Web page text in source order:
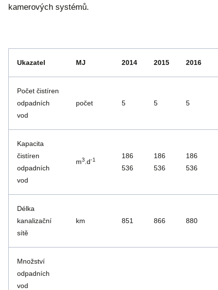
kamerových systémů.
Ukazatel MJ 2014 2015 2016
Počet čistíren
odpadních
vod
počet 5 5 5
Kapacita
čistíren
odpadních
vod
m3.d-1
186
536
186
536
186
536
Délka
kanalizační
sítě
km 851 866 880
Množství
odpadních
vod